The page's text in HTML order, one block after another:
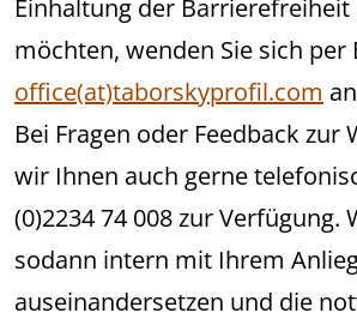
Einhaltung der Barrierefreiheit
möchten, wenden Sie sich per
office(at)taborskyprofil.com
Bei Fragen oder Feedback zur
wir Ihnen auch gerne
(0)2234 74 008 zur Verfügung.
sodann intern mit Ihrem
auseinandersetzen und die